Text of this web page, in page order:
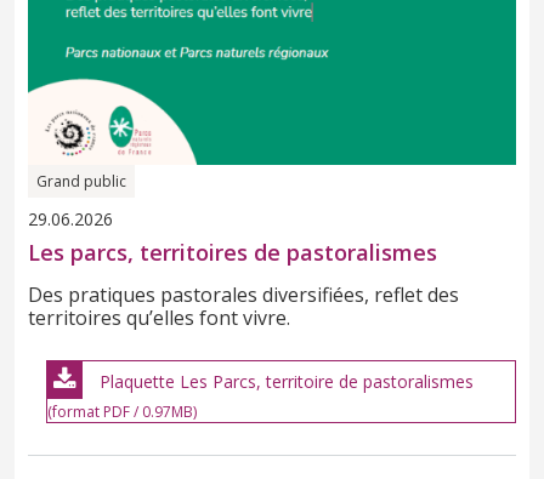
Grand public
29.06.2026
Les parcs, territoires de pastoralismes
Des pratiques pastorales diversifiées, reflet des
territoires qu’elles font vivre.
Plaquette Les Parcs, territoire de pastoralismes
(format PDF / 0.97MB)